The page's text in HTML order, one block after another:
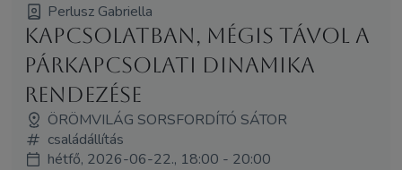
Perlusz Gabriella
Kapcsolatban, mégis távol A
párkapcsolati dinamika
rendezése
ÖRÖMVILÁG SORSFORDÍTÓ SÁTOR
családállítás
hétfő, 2026-06-22., 18:00 - 20:00